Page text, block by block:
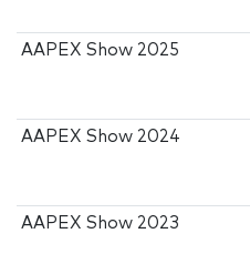
AAPEX Show 2025
AAPEX Show 2024
AAPEX Show 2023